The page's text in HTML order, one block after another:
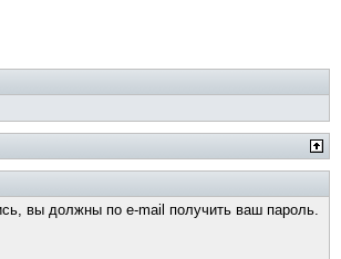
вы должны по e-mail получить ваш пароль.